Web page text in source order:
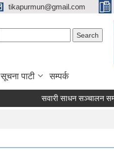
tikapurmun@gmail.com
सूचना पाटी सम्पर्क
सवारी साधन सञ्चालन